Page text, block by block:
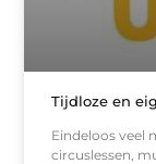
Tijdloze en
Eindeloos veel
circuslessen,